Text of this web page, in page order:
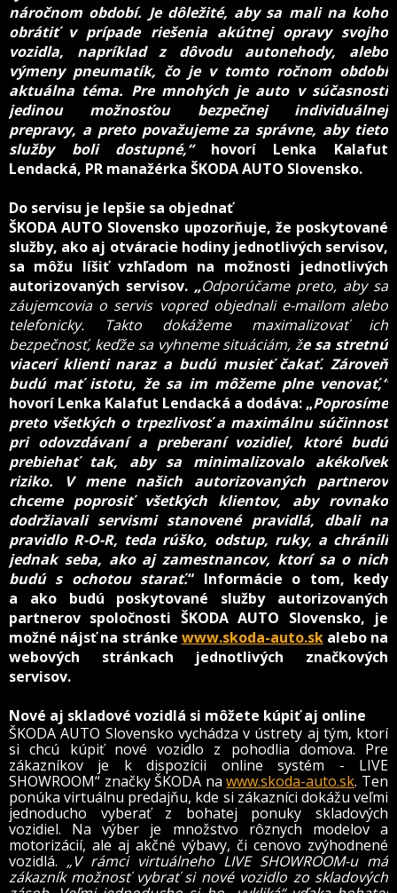
náročnom období. Je dôležité, aby sa mali na koho
obrátiť v prípade riešenia akútnej opravy svojho
vozidla, napríklad z dôvodu autonehody, alebo
výmeny pneumatík, čo je v tomto ročnom období
aktuálna téma. Pre mnohých je auto v súčasnosti
jedinou možnosťou bezpečnej individuálnej
prepravy, a preto považujeme za správne, aby tieto
služby boli dostupné,“ hovorí Lenka Kalafut
Lendacká, PR manažérka ŠKODA AUTO Slovensko.
Do servisu je lepšie sa objednať
ŠKODA AUTO Slovensko upozorňuje, že poskytované
služby, ako aj otváracie hodiny jednotlivých servisov,
sa môžu líšiť vzhľadom na možnosti jednotlivých
autorizovaných servisov. „Odporúčame preto, aby sa
záujemcovia o servis vopred objednali e-mailom alebo
telefonicky. Takto dokážeme maximalizovať ich
bezpečnosť, keďže sa vyhneme situáciám, že sa stretnú
viacerí klienti naraz a budú musieť čakať. Zároveň
budú mať istotu, že sa im môžeme plne venovať,“
hovorí Lenka Kalafut Lendacká a dodáva: „Poprosíme
preto všetkých o trpezlivosť a maximálnu súčinnosť
pri odovzdávaní a preberaní vozidiel, ktoré budú
prebiehať tak, aby sa minimalizovalo akékoľvek
riziko. V mene našich autorizovaných partnerov
chceme poprosiť všetkých klientov, aby rovnako
dodržiavali servismi stanovené pravidlá, dbali na
pravidlo R-O-R, teda rúško, odstup, ruky, a chránili
jednak seba, ako aj zamestnancov, ktorí sa o nich
budú s ochotou starať.“ Informácie o tom, kedy
a ako budú poskytované služby autorizovaných
partnerov spoločnosti ŠKODA AUTO Slovensko, je
možné nájsť na stránke www.skoda-auto.skalebo na
webových stránkach jednotlivých značkových
servisov.
Nové aj skladové vozidlá si môžete kúpiť aj online
ŠKODA AUTO Slovensko vychádza v ústrety aj tým, ktorí
si chcú kúpiť nové vozidlo z pohodlia domova. Pre
zákazníkov je k dispozícii online systém - LIVE
SHOWROOM“ značky ŠKODA nawww.skoda-auto.sk. Ten
ponúka virtuálnu predajňu, kde si zákazníci dokážu veľmi
jednoducho vyberať z bohatej ponuky skladových
vozidiel. Na výber je množstvo rôznych modelov a
motorizácií, ale aj akčné výbavy, či cenovo zvýhodnené
vozidlá. „V rámci virtuálneho LIVE SHOWROOM-u má
zákazník možnosť vybrať si nové vozidlo zo skladových